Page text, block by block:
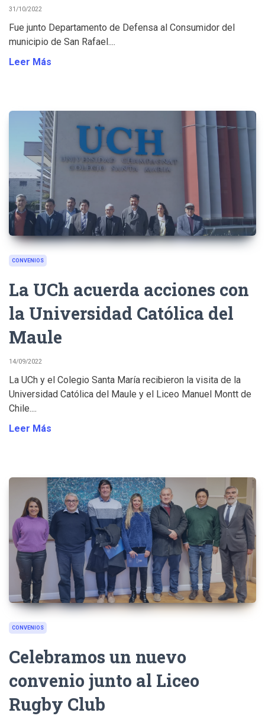
31/10/2022
Fue junto Departamento de Defensa al Consumidor del
municipio de San Rafael....
Leer Más
CONVENIOS
La UCh acuerda acciones con
la Universidad Católica del
Maule
14/09/2022
La UCh y el Colegio Santa María recibieron la visita de la
Universidad Católica del Maule y el Liceo Manuel Montt de
Chile....
Leer Más
CONVENIOS
Celebramos un nuevo
convenio junto al Liceo
Rugby Club